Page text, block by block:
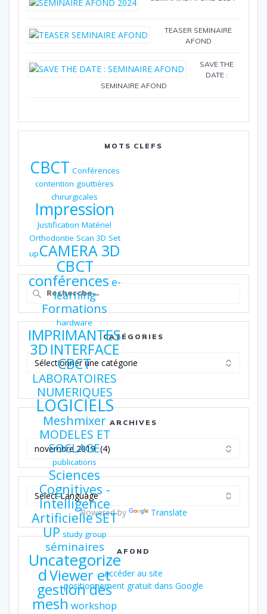
TEASER SEMINAIRE
AFOND
SAVE THE
DATE :
SEMINAIRE AFOND
MOTS CLEFS
CBCT Conférences
contention gouttières
chirurgicales
Impression
Justification Matériel
Orthodontie Scan 3D Set
upCAMERA 3D
CBCT
conférences e-
learning
Formations
hardware
IMPRIMANTES
3D INTERFACE
CBCT
LABORATOIRES
NUMERIQUES
LOGICIELS
Meshmixer
MODELES ET
SOCLAGE
publications
Sciences
Cognitives -
Intelligence
ArtificielleSET
UP study group
séminaires
Uncategorize
dViewer et
gestion des
mesh workshop
:
CATÉGORIES
ARCHIVES
Powered by Translate
AFOND
accéder au site
positionnement gratuit dans Google